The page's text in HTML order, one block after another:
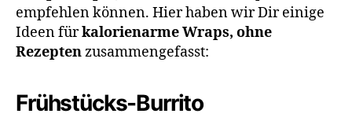
empfehlen können. Hier haben wir Dir einige
Ideen fürkalorienarme Wraps, ohne
Rezeptenzusammengefasst:
Frühstücks-Burrito